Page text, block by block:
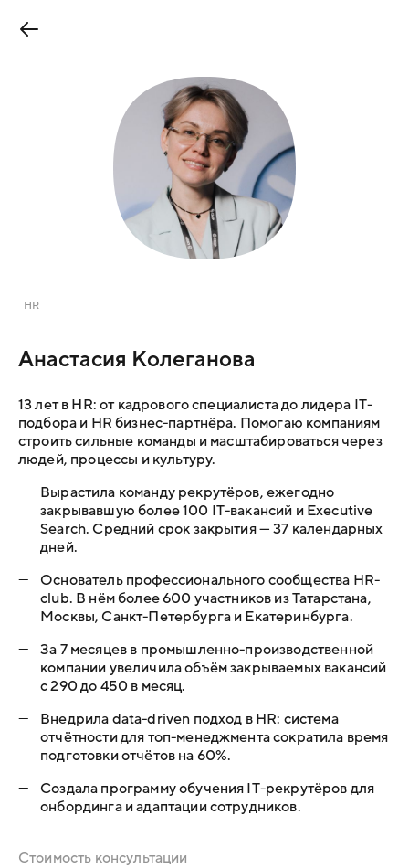
HR
Анастасия Колеганова
13 лет в HR: от кадрового специалиста до лидера IT-
подбора и HR бизнес-партнёра. Помогаю компаниям
строить сильные команды и масштабироваться через
людей, процессы и культуру.
—
Вырастила команду рекрутёров, ежегодно
закрывавшую более 100 IT-вакансий и Executive
Search. Средний срок закрытия — 37 календарных
дней.
—
Основатель профессионального сообщества HR-
club. В нём более 600 участников из Татарстана,
Москвы, Санкт-Петербурга и Екатеринбурга.
—
За 7 месяцев в промышленно-производственной
компании увеличила объём закрываемых вакансий
с 290 до 450 в месяц.
—
Внедрила data-driven подход в HR: система
отчётности для топ-менеджмента сократила время
подготовки отчётов на 60%.
—
Создала программу обучения IT-рекрутёров для
онбординга и адаптации сотрудников.
Стоимость консультации